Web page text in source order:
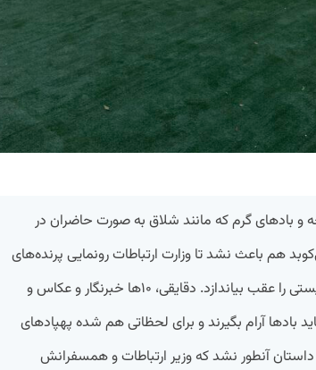
و دمای ۳۸ درجه و بادهای گرم که مانند شلاق به صورت حاضران در
هم باعث نشد تا وزارت ارتباطات رونمایی پرنده‌های
جدید خود، یعنی پهپادهای پستی را عقب بیاندازد. دقایقی، ۱۰ها خبرنگار و عکاس و
بادها آرام بگیرند و برای لحظاتی هم شده پهپادهای
داستان آنطور نشد که وزیر ارتباطات و همسفرانش